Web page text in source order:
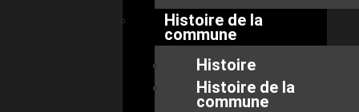
Histoire de la
commune
Histoire
Histoire de la
commune